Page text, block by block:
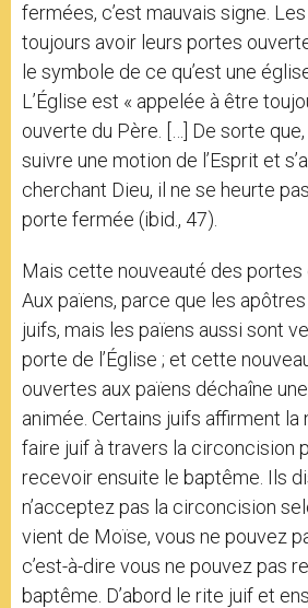
fermées, c’est mauvais signe.
toujours avoir leurs portes
le symbole de ce qu’est une
L’Église est « appelée à être
ouverte du Père. […] De sorte que,
suivre une motion de l’Esprit et
cherchant Dieu, il ne se heurte
porte fermée (ibid., 47).
Mais cette nouveauté des portes
Aux païens, parce que les
juifs, mais les païens aussi sont
porte de l’Église ; et cette
ouvertes aux païens déchaîne
animée. Certains juifs affirment
faire juif à travers la circoncision
recevoir ensuite le baptême. Ils
n’acceptez pas la circoncision
vient de Moïse, vous ne pouvez
c’est-à-dire vous ne pouvez pas
baptême. D’abord le rite juif et